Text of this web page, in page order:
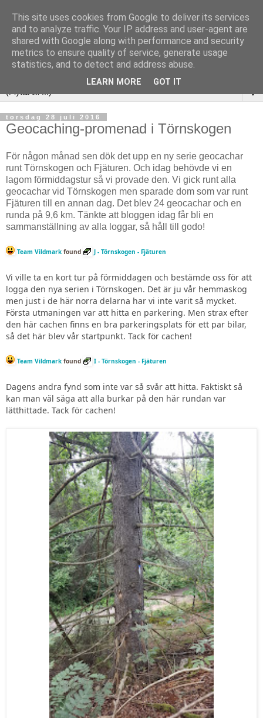
▼
torsdag 28 juli 2016
Geocaching-promenad i Törnskogen
För någon månad sen dök det upp en ny serie geocachar
runt Törnskogen och Fjäturen. Och idag behövde vi en
lagom förmiddagstur så vi provade den. Vi gick runt alla
geocachar vid Törnskogen men sparade dom som var runt
Fjäturen till en annan dag. Det blev 24 geocachar och en
runda på 9,6 km. Tänkte att bloggen idag får bli en
sammanställning av alla loggar, så håll till godo!
Team Vildmark found J - Törnskogen - Fjäturen
Vi ville ta en kort tur på förmiddagen och bestämde oss för att
logga den nya serien i Törnskogen. Det är ju vår hemmaskog
men just i de här norra delarna har vi inte varit så mycket.
Första utmaningen var att hitta en parkering. Men strax efter
den här cachen finns en bra parkeringsplats för ett par bilar,
så det här blev vår startpunkt. Tack för cachen!
Team Vildmark found I - Törnskogen - Fjäturen
Dagens andra fynd som inte var så svår att hitta. Faktiskt så
kan man väl säga att alla burkar på den här rundan var
lätthittade. Tack för cachen!
This site uses cookies from Google to deliver its services
and to analyze traffic. Your IP address and user-agent are
shared with Google along with performance and security
metrics to ensure quality of service, generate usage
statistics, and to detect and address abuse.
LEARN MORE GOT IT